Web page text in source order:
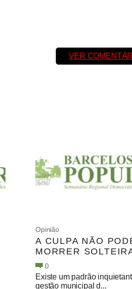
VER
Opinião
A CULPA NÃO
MORRER
0
Existe um padrão
gestão municipal d...